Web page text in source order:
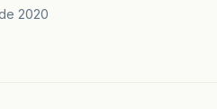
2020